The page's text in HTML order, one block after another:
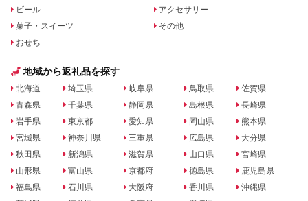
ビール
菓子・スイーツ
おせち
アクセサリー
その他
地域から返礼品を探す
北海道
青森県
岩手県
宮城県
秋田県
山形県
福島県
埼玉県
千葉県
東京都
神奈川県
新潟県
富山県
石川県
岐阜県
静岡県
愛知県
三重県
滋賀県
京都府
大阪府
鳥取県
島根県
岡山県
広島県
山口県
徳島県
香川県
佐賀県
長崎県
熊本県
大分県
宮崎県
鹿児島県
沖縄県